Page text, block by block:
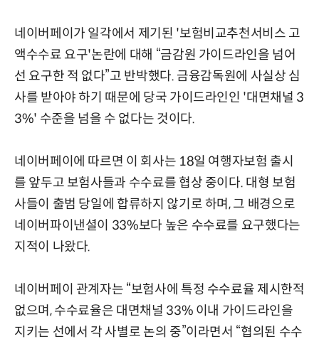
네이버페이가 일각에서 제기된 '보험비교추천서비스 고
액수수료 요구'논란에 대해 “금감원 가이드라인을 넘어
선 요구한 적 없다”고 반박했다. 금융감독원에 사실상 심
사를 받아야 하기 때문에 당국 가이드라인인 '대면채널 3
3%' 수준을 넘을 수 없다는 것이다.
네이버페이에 따르면 이 회사는 18일 여행자보험 출시
를 앞두고 보험사들과 수수료를 협상 중이다. 대형 보험
사들이 출범 당일에 합류하지 않기로 하며, 그 배경으로
네이버파이낸셜이 33%보다 높은 수수료를 요구했다는
지적이 나왔다.
네이버페이 관계자는 “보험사에 특정 수수료율 제시한적
없으며, 수수료율은 대면채널 33% 이내 가이드라인을
지키는 선에서 각 사별로 논의 중”이라면서 “협의된 수수